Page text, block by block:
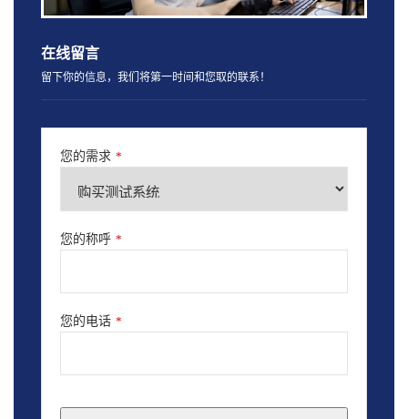
在线留言
留下你的信息，我们将第一时间和您取的联系！
您的需求 *
您的称呼 *
您的电话 *